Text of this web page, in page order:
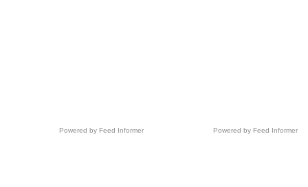
Powered by Feed Informer Powered by Feed Informer